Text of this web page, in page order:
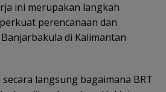
ini merupakan langkah
perencanaan dan
di Kalimantan
langsung bagaimana BRT